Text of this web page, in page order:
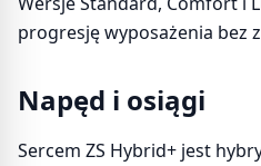
progresję wyposażenia bez
Napęd i osiągi
Sercem ZS Hybrid+ jest